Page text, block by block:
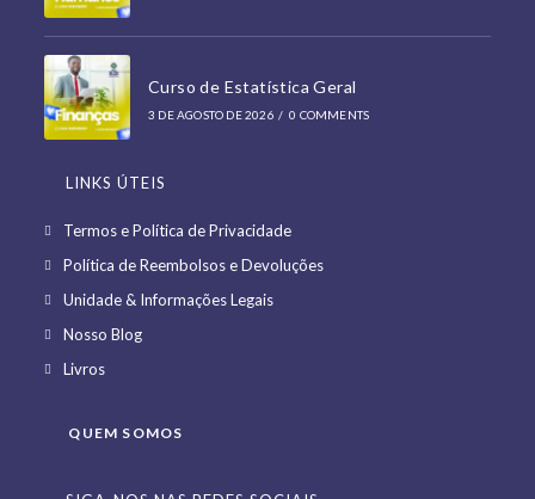
Curso de Estatística Geral
3 DE AGOSTO DE 2026 / 0 COMMENTS
LINKS ÚTEIS
Termos e Política de PrivacidadeOpens
in
Política de Reembolsos e DevoluçõesOpens
Unidade & Informações LegaisOpens
Nosso BlogOpens
LivrosOpens
a
QUEM SOMOS